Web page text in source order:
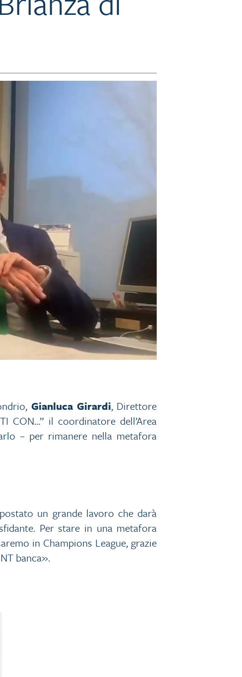
Gianluca Girardi, Direttore
CON…” il coordinatore dell’Area
– per rimanere nella metafora
un grande lavoro che darà
Per stare in una metafora
in Champions League, grazie
banca».